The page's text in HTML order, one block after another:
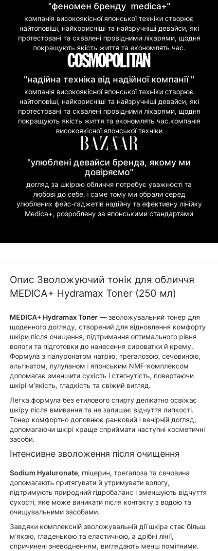
"феномен бренду medica+"
компанія високоякісної японської техніки створює
найтоповіші, найкорисніші та найзручніші девайси, які
протестовані та схвалені провідними лікарями, щодня
покращують якість життя та економлять час.
"надійна техніка від надійної компанії "
компанія високоякісної японської техніки створює
найтоповіші, найкорисніші та найзручніші девайси, які
протестовані та схвалені провідними лікарями, щодня
покращують якість життя та економлять час.компанія
високоякісної японської техніки
"улюблені девайси бренда, якому ми
довіряємо"
догляд за шкірою обличчя потребує уважності та
любові до себе, і саме тому ми обрали серед
улюблених фейс-гаджетів надійну та ефективну лінійку
Medica+, розроблену за японськими стандартами
Опис Зволожуючий тонік для обличчя
MEDICA+ Hydramax Toner (250 мл)
MEDICA+ Hydramax Toner — зволожувальний тонер для
щоденного догляду, створений для відновлення комфорту
шкіри після очищення, підтримання оптимального рівня
вологи та підготовки до нанесення сироватки й крему.
Формула з гіалуронатом натрію, трегалозою, сечовиною,
альгінатом, пулуланом і японським NMF-комплексом
допомагає зменшити сухість і стягнутість, повертаючи
шкірі м’якість, гладкість та свіжий вигляд.
Легка формула без етилового спирту делікатно освіжає
шкіру після вмивання та не залишає відчуття липкості.
Тонер комфортно доповнює ранковий і вечірній догляд,
допомагаючи шкірі краще сприймати наступні косметичні
засоби.
Інтенсивне зволоження після очищення
Sodium Hyaluronate, гліцерин, трегалоза та сечовина
допомагають притягувати й утримувати вологу,
підтримують природний гідробаланс і зменшують відчуття
сухості, яке може виникати після контакту з водою та
очищувальними засобами.
Завдяки комплексній зволожувальній дії шкіра стає більш
м’якою, гладенькою та еластичною, а дрібні лінії,
спричинені зневодненням, виглядають менш помітними.